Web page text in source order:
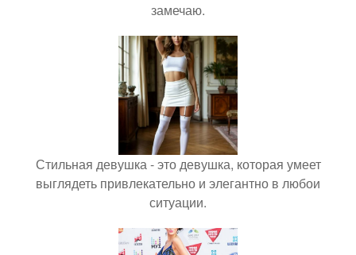
замечаю.
Стильная девушка - это девушка, которая умеет
выглядеть привлекательно и элегантно в любои
ситуации.